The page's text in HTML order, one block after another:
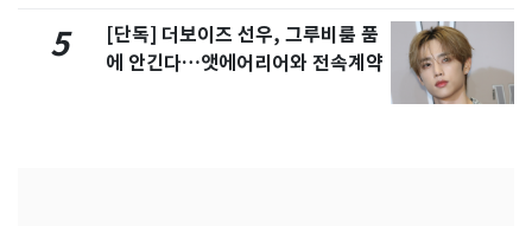
5
[단독] 더보이즈 선우, 그루비룸 품
에 안긴다…앳에어리어와 전속계약